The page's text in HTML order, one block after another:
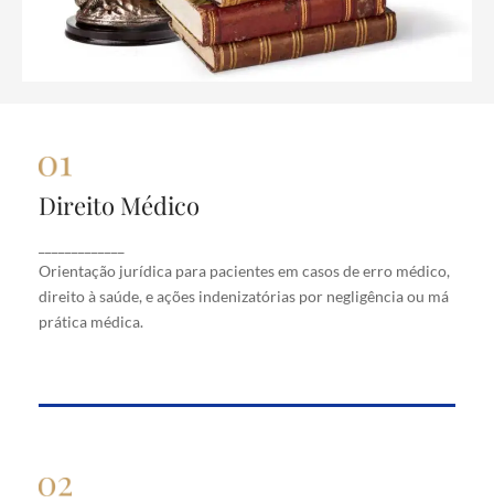
Direito Médico
Orientação jurídica para pacientes em casos de erro médico,
direito à saúde, e ações indenizatórias por negligência ou má
prática médica.
Direito Médico
erro médico, direito à saúde, e ações indenizatórias
por negligência ou má prática médica.